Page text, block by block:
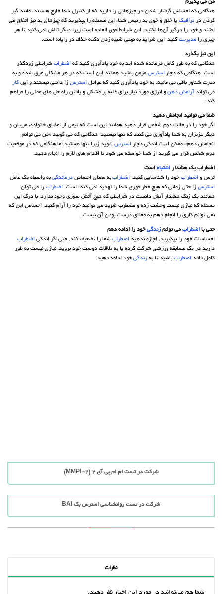
من می پذیرم
هنگامی که احساس گرفتار شدن در چیزهایی را دارید که از کنترل شما خارج هستند، مانند گیر
کردن در ترافیک یا خلق و خوی بد رئیس شما، این مسئله را بپذیرید که چیزهای بد نیز اتفاق می
افتند و خود را درگیر آن‌ها نکنید. این شرایط فوق العاده است زیرا دیگر تلاش نمی کنید تا هر
چیزی را مدیریت کنید. این شرایط به نوعی شبیه زدن دکمه حذف در رایانه است.
این نیز بگذرد
هنگامی که به طور کامل درمانده شده اید به خود یادآوری کنید که اضطراب شرایطی زودگذر
است. هنگامی که دچار استرس مزمن باشید همانند این است که در هر مشکلی غرق شده و به
ندرت شناور باقی می مانید. به خود یادآوری کنید که عوامل استرس زا دائمی نیستند و این کار
می تواند آرامش ذهن و انرژی مورد نیاز برای غلبه بر مشکل و یافتن راه حل های عملی را فراهم
کند.
شما می توانید انجامش دهید
اگر خود را در حالت دوم شخص قرار دهید همانند این است که تیمی از اعضای خانواده، مربیان و
دیگر عزیزان به شما یادآوری می کنند که تنها نیستید. هنگامی که می گویید «من می توانم
انجامش دهم» ممکن است اندکی دچار استرس شوید زیرا تنها هستید اما هنگامی که در موقعیت
دوم شخص قرار می گیرید از شما خواسته می شود تا اقدام های لازم را انجام دهید.
اضطراب یک هشدار اشتباه است
ترس و اضطراب خود را شناسایی کنید. اضطراب به معنای احساس درماندگی به واسطه یک عامل
استرس زا حتی زمانی که هیچ خطر فوری شما را تهدید نمی کند، است. اضطراب را می توان
همانند یک زنگ هشدار آتش دانست در شرایطی که هیچ آتش سوزی وجود ندارد. با درک این
مسئله که نیازی نیست وحشت زده و مضطرب شوید می توانید خود را آرام کنید. احساس این که
نمی توانم کاری را انجام دهم به معنای درست بودن آن نیست.
حتی با اضطراب می توانم زندگیخود را ادامه دهم
احساسات خود را بپذیرید. اجازه ندهید اضطراب شما را تضعیف کند. حتی اگر اندکی اضطراب
دارید در یک مسابقه ورزشی شرکت کرده یا به ملاقات دوست خود بروید. نیازی نیست به طور
کامل فاقد اضطراب باشید تا به زندگی خود ادامه دهید.
شرکت در تست ام ام پی آی 2 (MMPI-2)
شرکت در تست روانشناسی استرس بک BAI
نظرات
شما هم می‌توانید در مورد این اخبار نظر دهید.